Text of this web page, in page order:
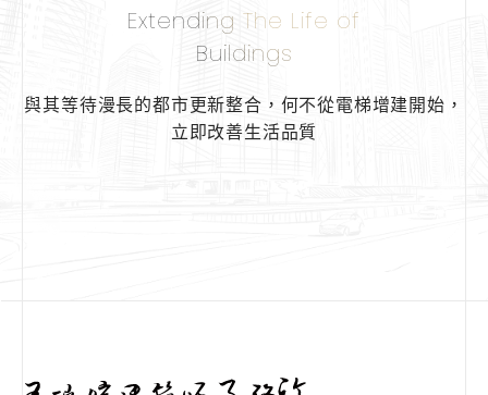
Extending The Life of
Buildings
與其等待漫長的都市更新整合， 何不從電梯增建開始，
立即改善生活品質